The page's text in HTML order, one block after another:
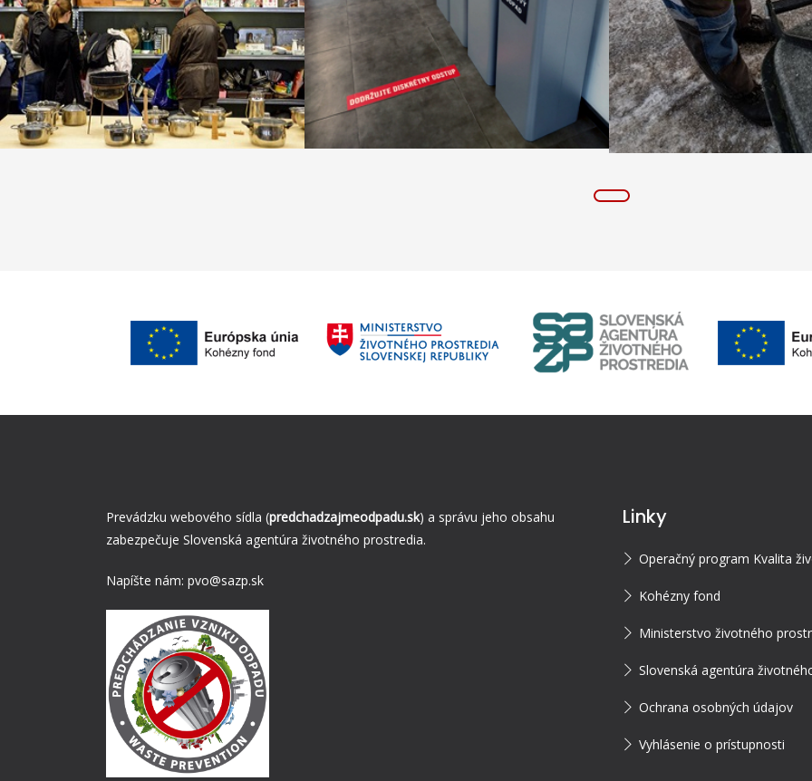
Prevádzku webového sídla (predchadzajmeodpadu.sk) a správu jeho obsahu
zabezpečuje Slovenská agentúra životného prostredia.
Napíšte nám: pvo@sazp.sk
Linky
Operačný program Kvalita
Kohézny fond
Ministerstvo životného
Slovenská agentúra
Ochrana osobných údajov
Vyhlásenie o prístupnosti